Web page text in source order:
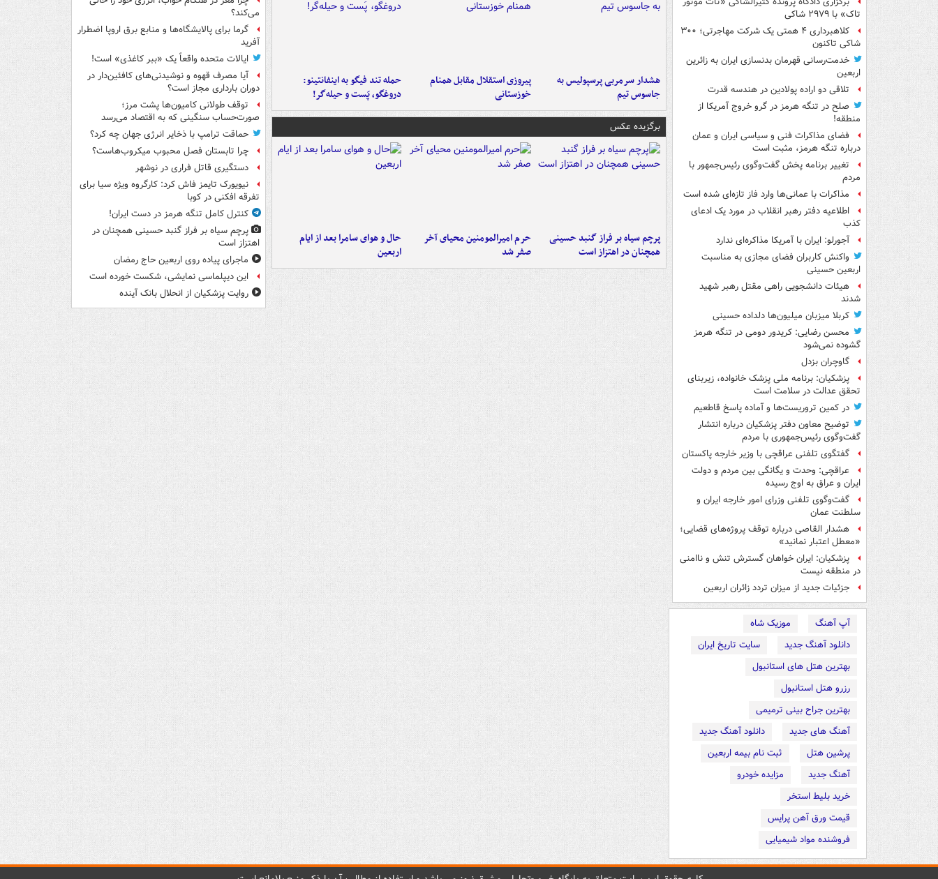
تاک» با ۲۹۷۹ شاکی
کلاهبرداری ۴ همتی یک شرکت مهاجرتی؛ ۳۰۰
شاکی تاکنون
خدمت‌رسانی قهرمان بدنسازی ایران به زائرین
اربعین
تلاقی دو اراده پولادین در هندسه قدرت
صلح در تنگه هرمز در گرو خروج آمریکا از
منطقه!
فضای مذاکرات فنی و سیاسی ایران و عمان
درباره تنگه هرمز، مثبت است
تغییر برنامه پخش گفت‌وگوی رئیس‌جمهور با
مردم
مذاکرات با عمانی‌ها وارد فاز تازه‌ای شده است
اطلاعیه دفتر رهبر انقلاب در مورد یک ادعای
کذب
آجورلو: ایران با آمریکا مذاکره‌ای ندارد
واکنش کاربران فضای مجازی به مناسبت
اربعین حسینی
هیئات دانشجویی راهی مقتل رهبر شهید
شدند
کربلا میزبان میلیون‌ها دلداده حسینی
محسن رضایی: کریدور دومی در تنگه هرمز
گشوده نمی‌شود
گاوچران بزدل
پزشکیان: برنامه ملی پزشک خانواده، زیربنای
تحقق عدالت در سلامت است
در کمین تروریست‌ها و آماده پاسخ قاطعیم
توضیح معاون دفتر پزشکیان درباره انتشار
گفت‌وگوی رئیس‌جمهوری با مردم
گفتگوی تلفنی عراقچی با وزیر خارجه پاکستان
عراقچی: وحدت و یگانگی بین مردم و دولت
ایران و عراق به اوج رسیده
گفت‌وگوی تلفنی وزرای امور خارجه ایران و
سلطنت عمان
هشدار القاصی درباره توقف پروژه‌های قضایی؛
«معطل اعتبار نمانید»
پزشکیان: ایران خواهان گسترش تنش و ناامنی
در منطقه نیست
جزئیات جدید از میزان تردد زائران اربعین
آپ آهنگ
موزیک شاه
دانلود آهنگ جدید
سایت تاریخ ایران
بهترین هتل های استانبول
رزرو هتل استانبول
بهترین جراح بینی ترمیمی
آهنگ های جدید
دانلود آهنگ جدید
پرشین هتل
ثبت نام بیمه اربعین
آهنگ جدید
مزایده خودرو
خرید بلیط استخر
قیمت ورق آهن پرایس
فروشنده مواد شیمیایی
هشدار سرمربی پرسپولیس به
جاسوس تیم
پیروزی استقلال مقابل همنام
خوزستانی
حمله تند فیگو به اینفانتینو:
دروغگو، پَست‌ و حیله‌گر!
برگزیده عکس
پرچم سیاه بر فراز گنبد حسینی
همچنان در اهتزاز است
حرم امیرالمومنین محیای آخر
صفر شد
حال و هوای سامرا بعد از ایام
اربعین
می‌کند؟
گرما برای پالایشگاه‌ها و منابع برق اروپا اضطرار
آفرید
ایالات متحده واقعاً یک «ببر کاغذی» است!
آیا مصرف قهوه و نوشیدنی‌های کافئین‌دار در
دوران بارداری مجاز است؟
توقف طولانی کامیون‌ها پشت مرز؛
صورت‌حساب سنگینی که به اقتصاد می‌رسد
حماقت ترامپ با ذخایر انرژی جهان چه کرد؟
چرا تابستان فصل محبوب میکروب‌هاست؟
دستگیری قاتل فراری در نوشهر
نیویورک تایمز فاش کرد: کارگروه ویژه سیا برای
تفرقه افکنی در کوبا
کنترل کامل تنگه هرمز در دست ایران!
پرچم سیاه بر فراز گنبد حسینی همچنان در
اهتزاز است
ماجرای پیاده روی اربعین حاج رمضان
این دیپلماسی نمایشی، شکست خورده است
روایت پزشکیان از انحلال بانک آینده